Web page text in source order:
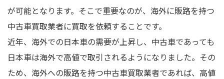
が可能となります。そこで重要なのが、海外に販路を持つ
中古車買取業者に買取を依頼することです。
近年、海外での日本車の需要が上昇し、中古車であっても
日本車は海外で高値で取引されるようになりました。その
ため、海外への販路を持つ中古車買取業者であれば、高値